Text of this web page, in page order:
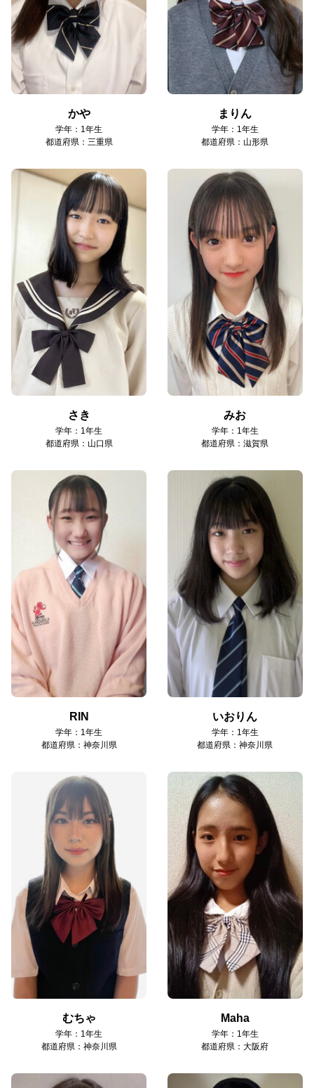
かや
学年：1年生
都道府県：三重県
まりん
学年：1年生
都道府県：山形県
さき
学年：1年生
都道府県：山口県
みお
学年：1年生
都道府県：滋賀県
RIN
学年：1年生
都道府県：神奈川県
いおりん
学年：1年生
都道府県：神奈川県
むちゃ
学年：1年生
都道府県：神奈川県
Maha
学年：1年生
都道府県：大阪府